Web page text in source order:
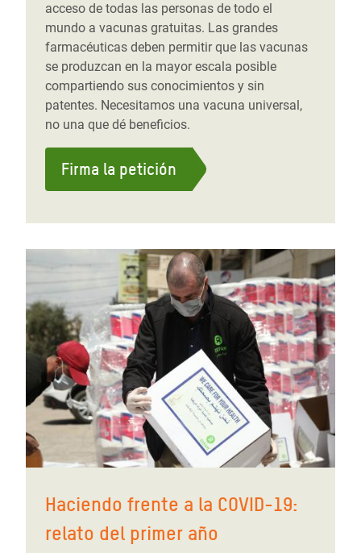
acceso de todas las personas de todo el
mundo a vacunas gratuitas. Las grandes
farmacéuticas deben permitir que las vacunas
se produzcan en la mayor escala posible
compartiendo sus conocimientos y sin
patentes. Necesitamos una vacuna universal,
no una que dé beneficios.
Firma la petición
Haciendo frente a la COVID-19:
relato del primer año